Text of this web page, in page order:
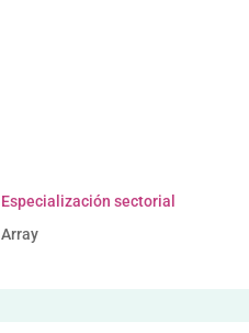
Especialización sectorial
Array